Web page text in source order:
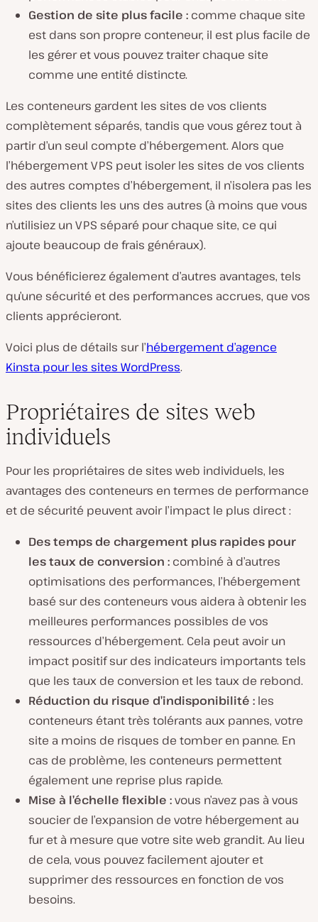
Gestion de site plus facile : comme chaque site
est dans son propre conteneur, il est plus facile de
les gérer et vous pouvez traiter chaque site
comme une entité distincte.
Les conteneurs gardent les sites de vos clients
complètement séparés, tandis que vous gérez tout à
partir d’un seul compte d’hébergement. Alors que
l’hébergement VPS peut isoler les sites de vos clients
des autres comptes d’hébergement, il n’isolera pas les
sites des clients les uns des autres (à moins que vous
n’utilisiez un VPS séparé pour chaque site, ce qui
ajoute beaucoup de frais généraux).
Vous bénéficierez également d’autres avantages, tels
qu’une sécurité et des performances accrues, que vos
clients apprécieront.
Voici plus de détails sur l’hébergement d’agence
Kinsta pour les sites WordPress.
Propriétaires de sites web
individuels
Pour les propriétaires de sites web individuels, les
avantages des conteneurs en termes de performance
et de sécurité peuvent avoir l’impact le plus direct :
Des temps de chargement plus rapides pour
les taux de conversion : combiné à d’autres
optimisations des performances, l’hébergement
basé sur des conteneurs vous aidera à obtenir les
meilleures performances possibles de vos
ressources d’hébergement. Cela peut avoir un
impact positif sur des indicateurs importants tels
que les taux de conversion et les taux de rebond.
Réduction du risque d’indisponibilité : les
conteneurs étant très tolérants aux pannes, votre
site a moins de risques de tomber en panne. En
cas de problème, les conteneurs permettent
également une reprise plus rapide.
Mise à l’échelle flexible :vous n’avez pas à vous
soucier de l’expansion de votre hébergement au
fur et à mesure que votre site web grandit. Au lieu
de cela, vous pouvez facilement ajouter et
supprimer des ressources en fonction de vos
besoins.